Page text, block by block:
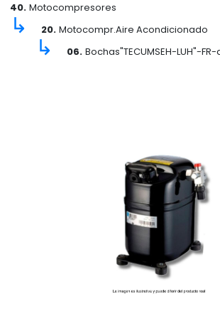
40. Motocompresores
↳ 20. Motocompr.Aire Acondicionado
↳ 06. Bochas"TECUMSEH-LUH"-